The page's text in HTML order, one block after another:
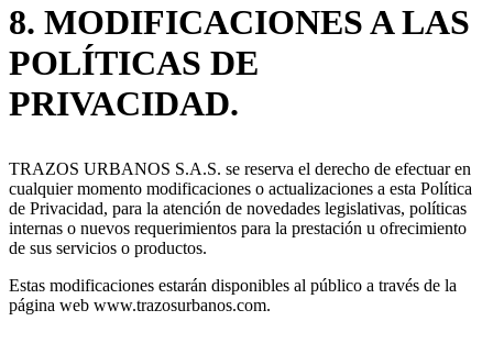
8. MODIFICACIONES A LAS
POLÍTICAS DE
PRIVACIDAD.
TRAZOS URBANOS S.A.S. se reserva el derecho de efectuar en
cualquier momento modificaciones o actualizaciones a esta Política
de Privacidad, para la atención de novedades legislativas, políticas
internas o nuevos requerimientos para la prestación u ofrecimiento
de sus servicios o productos.
Estas modificaciones estarán disponibles al público a través de la
página web www.trazosurbanos.com.